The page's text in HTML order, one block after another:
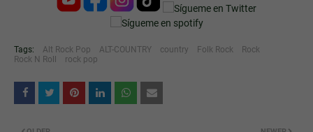
Tags: Alt Rock Pop ALT-COUNTRY country Folk Rock
Rock
Rock N Roll
rock pop